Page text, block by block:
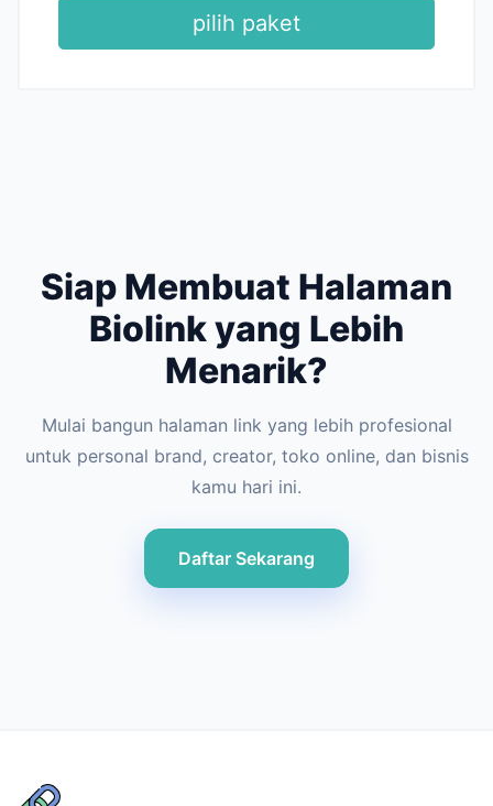
pilih paket
Siap Membuat Halaman
Biolink yang Lebih
Menarik?
Mulai bangun halaman link yang lebih profesional
untuk personal brand, creator, toko online, dan bisnis
kamu hari ini.
Daftar Sekarang